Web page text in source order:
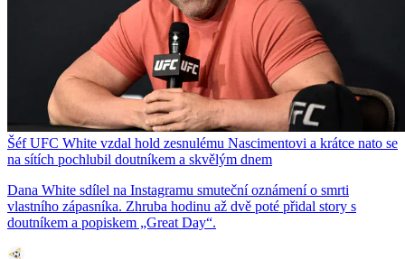
Šéf UFC White vzdal hold zesnulému Nascimentovi a krátce nato se
na sítích pochlubil doutníkem a skvělým dnem
Dana White sdílel na Instagramu smuteční oznámení o smrti
vlastního zápasníka. Zhruba hodinu až dvě poté přidal story s
doutníkem a popiskem „Great Day“.